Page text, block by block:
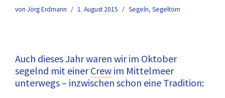
von Jörg Erdmann 1. August 2015 Segeln, Segeltörn
Auch dieses Jahr waren wir im Oktober
segelnd mit einerCrew im Mittelmeer
unterwegs – inzwischen schon eine Tradition: